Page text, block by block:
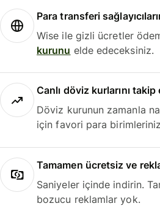
Para transferi
Wise ile gizli ücretler
kurunu elde edeceksiniz.
Canlı döviz kurlarını takip
Döviz kurunun zamanla
için favori para
Tamamen ücretsiz ve
Saniyeler içinde indirin.
bozucu reklamlar yok.